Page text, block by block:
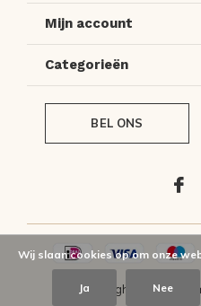
Mijn account
Categorieën
BEL ONS
© Copyright 2026-
Wij slaan cookies op om onze
Ja Nee